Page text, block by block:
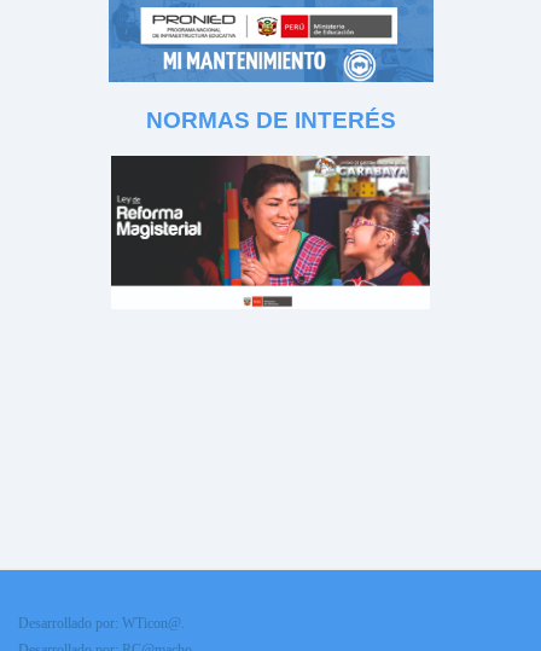
NORMAS DE INTERÉS
Desarrollado por: WTicon@.